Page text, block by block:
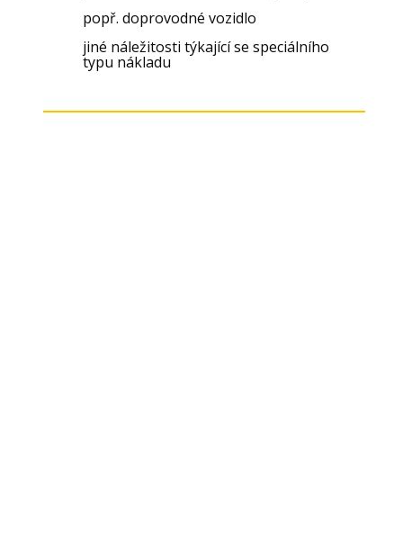
popř. doprovodné vozidlo
jiné náležitosti týkající se speciálního
typu nákladu